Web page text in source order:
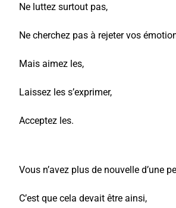
Ne luttez surtout pas,
Ne cherchez pas à rejeter vos
Mais aimez les,
Laissez les s’exprimer,
Acceptez les.
Vous n’avez plus de nouvelle d’une
C’est que cela devait être ainsi,